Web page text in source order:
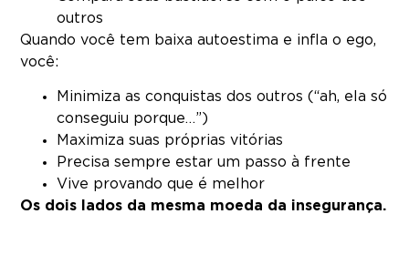
outros
Quando você tem baixa autoestima e infla o ego,
você:
Minimiza as conquistas dos outros (“ah, ela só
conseguiu porque…”)
Maximiza suas próprias vitórias
Precisa sempre estar um passo à frente
Vive provando que é melhor
Os dois lados da mesma moeda da insegurança.